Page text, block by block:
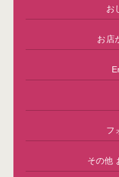
お
お店
フ
その他